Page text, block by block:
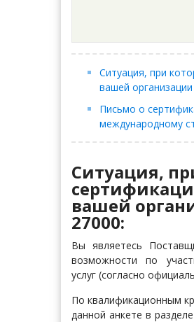
Ситуация, при
вашей
Письмо о
международному
Ситуация,
вашей
27000:
Вы являетесь
возможности по
услуг (согласно
По квалификационным
данной анкете в